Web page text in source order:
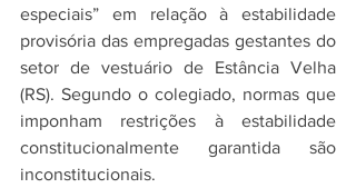
especiais” em relação à estabilidade
provisória das empregadas gestantes do
setor de vestuário de Estância Velha
(RS). Segundo o colegiado, normas que
imponham restrições à estabilidade
constitucionalmente garantida são
inconstitucionais.